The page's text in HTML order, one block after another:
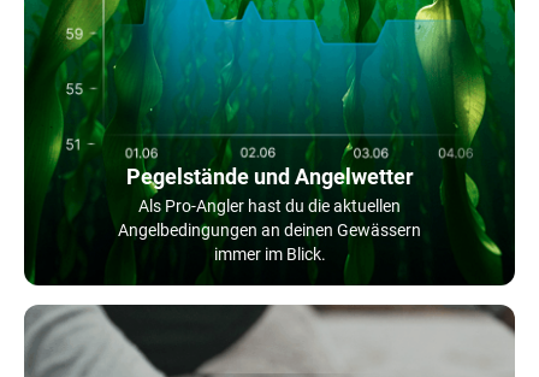
Pegelstände und Angelwetter
Als Pro-Angler hast du die aktuellen
Angelbedingungen an deinen Gewässern
immer im Blick.